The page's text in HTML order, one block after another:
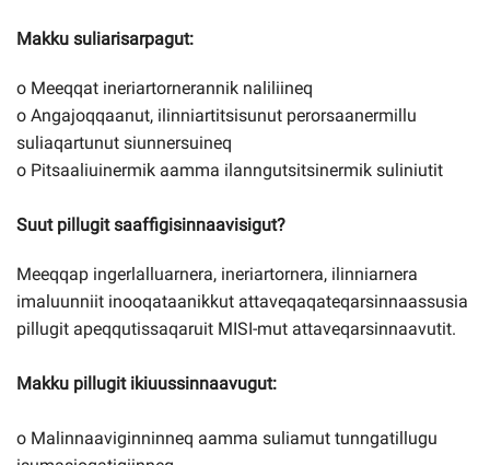
Makku suliarisarpagut:
o Meeqqat ineriartornerannik naliliineq
o Angajoqqaanut, ilinniartitsisunut perorsaanermillu
suliaqartunut siunnersuineq
o Pitsaaliuinermik aamma ilanngutsitsinermik suliniutit
Suut pillugit saaffigisinnaavisigut?
Meeqqap ingerlalluarnera, ineriartornera, ilinniarnera
imaluunniit inooqataanikkut attaveqaqateqarsinnaassusia
pillugit apeqqutissaqaruit MISI-mut attaveqarsinnaavutit.
Makku pillugit ikiuussinnaavugut:
o Malinnaaviginninneq aamma suliamut tunngatillugu